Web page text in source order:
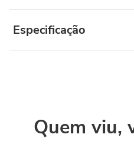
Especificação
Quem viu,